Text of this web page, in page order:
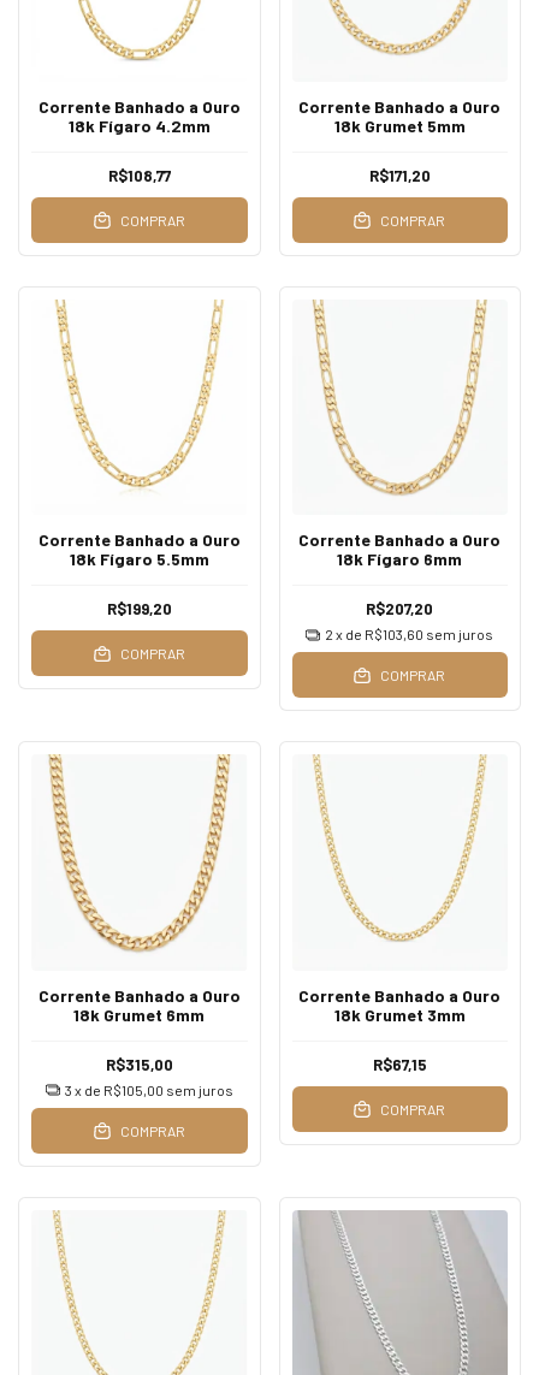
Corrente Banhado a Ouro
18k Fígaro 4.2mm
R$108,77
COMPRAR
Corrente Banhado a Ouro
18k Grumet 5mm
R$171,20
COMPRAR
Corrente Banhado a Ouro
18k Fígaro 5.5mm
R$199,20
COMPRAR
Corrente Banhado a Ouro
18k Fígaro 6mm
R$207,20
2 x de R$103,60 sem juros
COMPRAR
Corrente Banhado a Ouro
18k Grumet 6mm
R$315,00
3 x de R$105,00 sem juros
COMPRAR
Corrente Banhado a Ouro
18k Grumet 3mm
R$67,15
COMPRAR